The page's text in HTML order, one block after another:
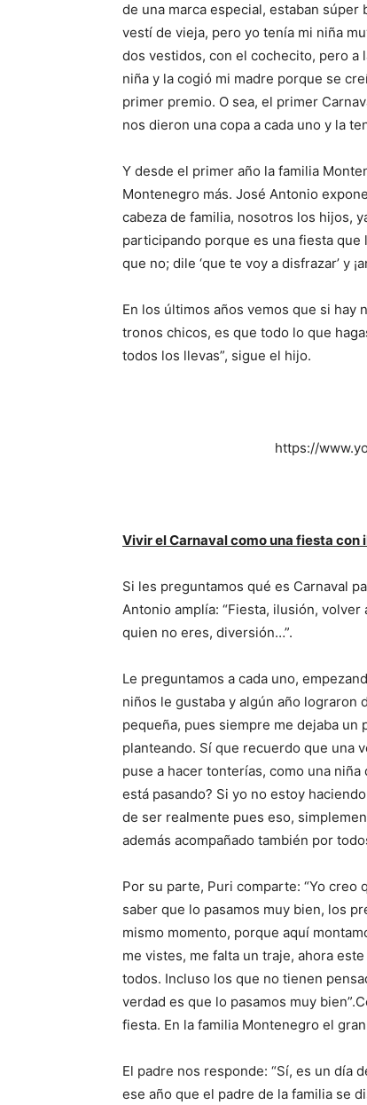
de una marca especial, estaban
vestí de vieja, pero yo tenía mi niña
dos vestidos, con el cochecito, pero a
niña y la cogió mi madre porque se
primer premio. O sea, el primer
nos dieron una copa a cada uno y la
Y desde el primer año la familia
Montenegro más. José Antonio
cabeza de familia, nosotros los hijos,
participando porque es una fiesta
que no; dile ‘que te voy a disfrazar’ y
En los últimos años vemos que si hay
tronos chicos, es que todo lo que
todos los llevas”, sigue el hijo.
https://
Vivir el Carnaval como una fiesta con
Si les preguntamos qué es Carnaval
Antonio amplía: “Fiesta, ilusión,
quien no eres, diversión…”.
Le preguntamos a cada uno,
niños le gustaba y algún año lograron
pequeña, pues siempre me dejaba
planteando. Sí que recuerdo que una
puse a hacer tonterías, como una
está pasando? Si yo no estoy
de ser realmente pues eso,
además acompañado también por
Por su parte, Puri comparte: “Yo
saber que lo pasamos muy bien, los
mismo momento, porque aquí
me vistes, me falta un traje, ahora
todos. Incluso los que no tienen
verdad es que lo pasamos muy
fiesta. En la familia Montenegro el
El padre nos responde: “Sí, es un día
ese año que el padre de la familia se